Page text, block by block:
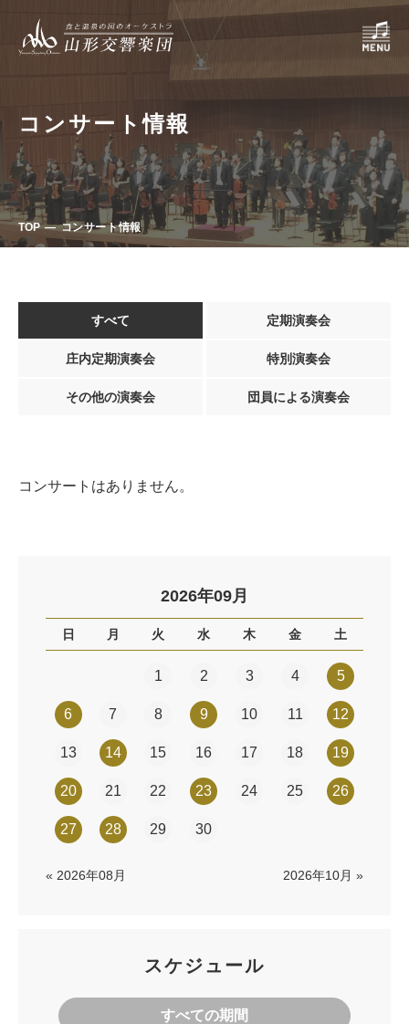
コンサート情報
TOP コンサート情報
すべて 定期演奏会
庄内定期演奏会 特別演奏会
その他の演奏会 団員による演奏会
コンサートはありません。
2026年09月
日 月 火 水 木 金 土
1 2 3 4 5
6 7 8 9 10 11 12
13 14 15 16 17 18 19
20 21 22 23 24 25 26
27 28 29 30
« 2026年08月 2026年10月 »
スケジュール
すべての期間